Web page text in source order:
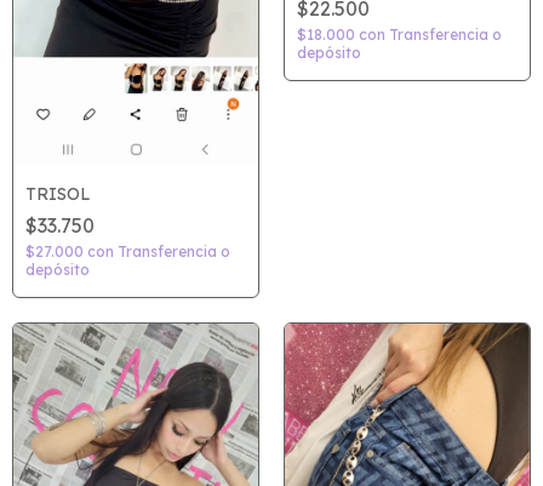
TRISOL
$33.750
$27.000 con Transferencia o
depósito
$22.500
$18.000 con Transferencia o
depósito